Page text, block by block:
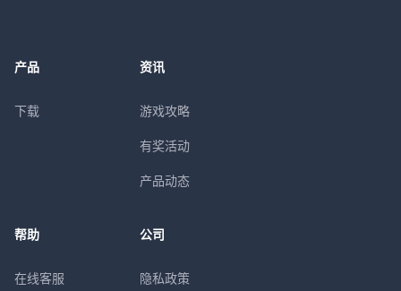
产品
下载
资讯
游戏攻略
有奖活动
产品动态
帮助
在线客服
公司
隐私政策